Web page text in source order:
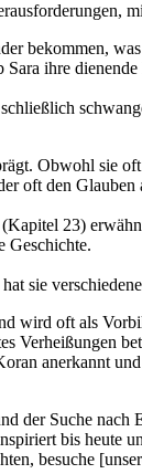
bekommen,
ihre
Obwohl sie
oft den
23)
Geschichte.
sie
wird oft als
Verheißungen
anerkannt
der Suche
bis heute
besuche